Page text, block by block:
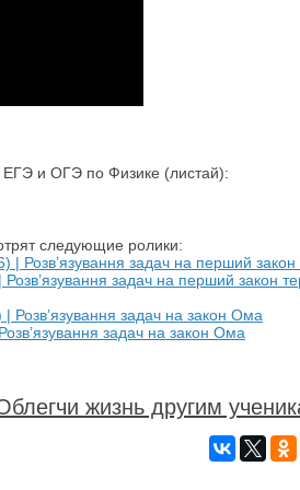
и ОГЭ по Физике (листай):
следующие ролики:
задач на перший закон
задач на закон Ома
жизнь другим